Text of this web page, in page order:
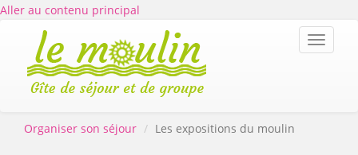
Aller au contenu principal
Toggle
Organiser son séjour Les expositions du moulin